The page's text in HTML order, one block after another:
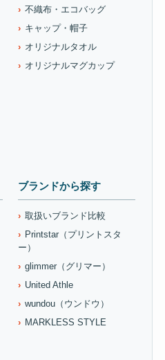
不織布・エコバッグ
キャップ・帽子
オリジナルタオル
オリジナルマグカップ
ブランドから探す
取扱いブランド比較
Printstar（プリントスタ
ー）
glimmer（グリマー）
United Athle
wundou（ウンドウ）
MARKLESS STYLE